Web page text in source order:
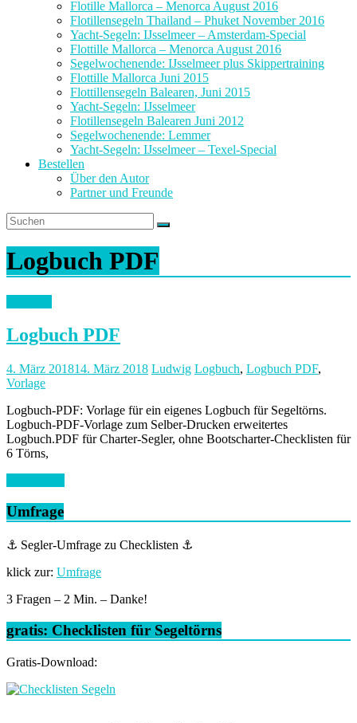
Flotille Mallorca – Menorca August 2016
Flotillensegeln Thailand – Phuket November 2016
Yacht-Segeln: IJsselmeer – Amsterdam-Special
Flottille Mallorca – Menorca August 2016
Segelwochenende: IJsselmeer plus Skippertraining
Flottille Mallorca Juni 2015
Flottillensegeln Balearen, Juni 2015
Yacht-Segeln: IJsselmeer
Flotillensegeln Balearen Juni 2012
Segelwochenende: Lemmer
Yacht-Segeln: IJsselmeer – Texel-Special
Bestellen
Über den Autor
Partner und Freunde
Logbuch PDF
Logbuch PDF
4. März 201814. März 2018 Ludwig Logbuch, Logbuch PDF,
Vorlage
Logbuch-PDF: Vorlage für ein eigenes Logbuch für Segeltörns.
Logbuch-PDF-Vorlage zum Selber-Drucken erweitertes
Logbuch.PDF für Charter-Segler, ohne Bootscharter-Checklisten für
6 Törns,
Umfrage
⚓ Segler-Umfrage zu Checklisten ⚓
klick zur: Umfrage
3 Fragen – 2 Min. – Danke!
gratis: Checklisten für Segeltörns
Gratis-Download: